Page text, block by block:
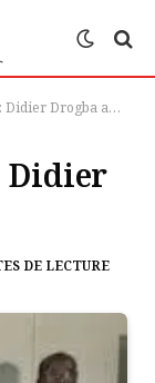
Drogba annoncé !
Didier
DE LECTURE